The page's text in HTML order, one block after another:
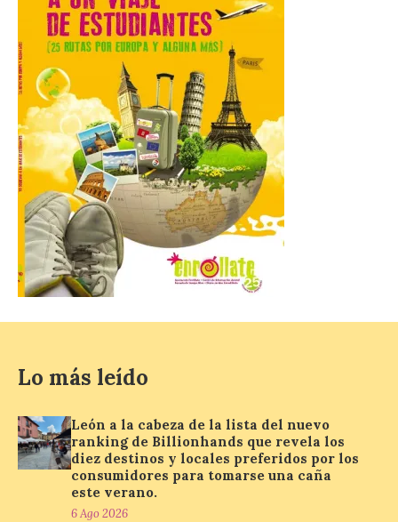
El programa cultural
Salamanca Plazas y Patios
continúa este fin de
semana con propuestas
de teatro y música. En el
Patio Chico está previsto el estreno
absoluto de “De indis. Por favor, firme
aquí”, una producción de la compañía
salmantina […]
Ciclo “Mujeres en la
Historia y la
Peregrinación”, en
Benavides de Órbigo.
7 Ago 2026
Alonso, sobre la
peregrinación femenina.
Fernando Cornejo. Apertura de una doble
exposición de fotografía. Este viernes, 7
de agosto, a las 20,00 horas, en el
auditorio de Benavides de […]
Lo más leído
León a la cabeza de la lista del nuevo
ranking de Billionhands que revela los
diez destinos y locales preferidos por los
consumidores para tomarse una caña
este verano.
6 Ago 2026